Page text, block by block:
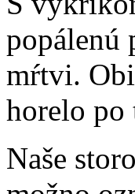
popálenú
mŕtvi.
horelo po
Naše